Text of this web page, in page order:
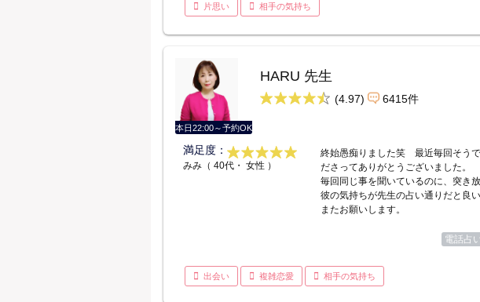
片思い 相手の気持ち
本日22:00～予約OK
HARU 先生
(4.97) 6415件
満足度：
みみ（ 40代・ 女性 ）
終始愚痴りました笑 最近毎回そう
ださってありがとうございました。
毎回同じ事を聞いているのに、突き
彼の気持ちが先生の占い通りだと良い
またお願いします。
電話占
出会い 複雑恋愛 相手の気持ち